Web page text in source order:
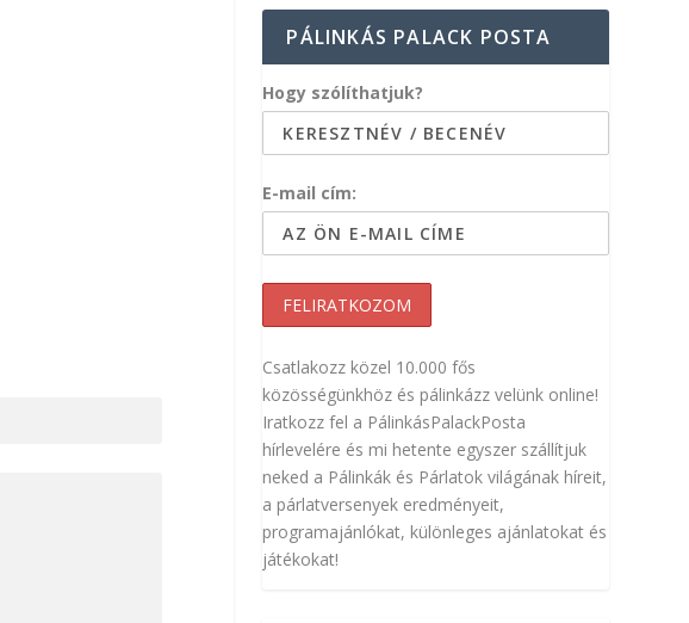
PÁLINKÁS PALACK POSTA
Hogy szólíthatjuk?
E-mail cím:
Csatlakozz közel 10.000 fős
közösségünkhöz és pálinkázz velünk online!
Iratkozz fel a PálinkásPalackPosta
hírlevelére és mi hetente egyszer szállítjuk
neked a Pálinkák és Párlatok világának híreit,
a párlatversenyek eredményeit,
programajánlókat, különleges ajánlatokat és
játékokat!